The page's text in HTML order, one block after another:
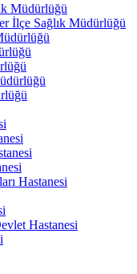
Müdürlüğü
İlçe Sağlık Müdürlüğü
Hastanesi
Hastanesi